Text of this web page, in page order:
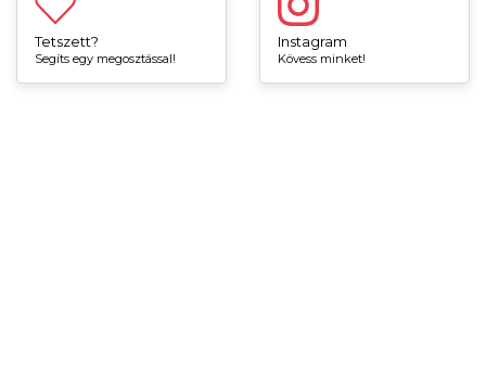
Tetszett?
Segíts egy megosztással!
Instagram
Kövess minket!